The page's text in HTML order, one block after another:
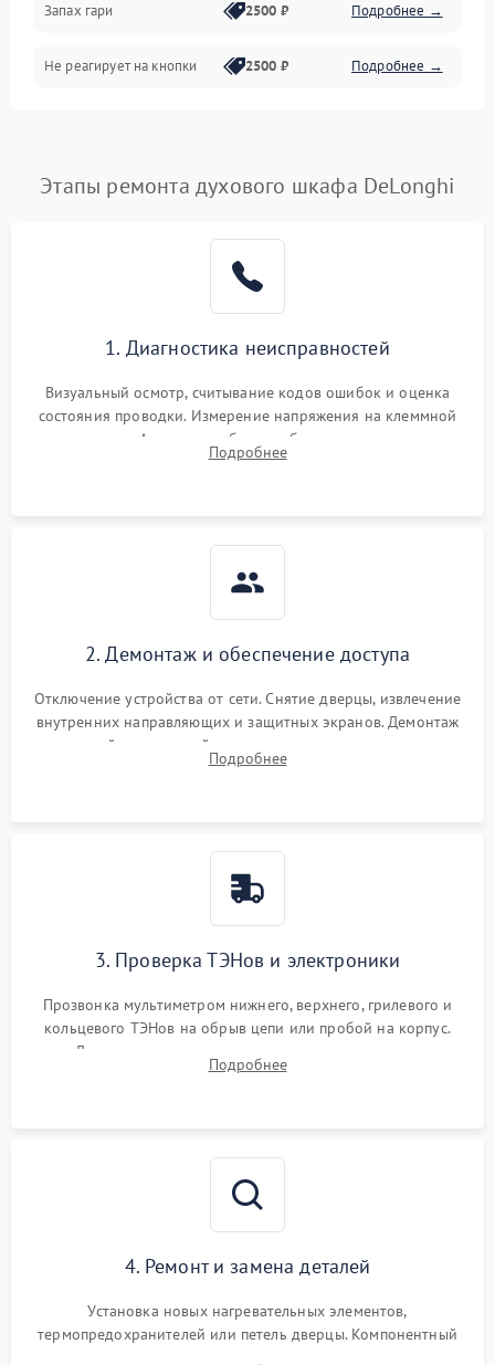
Запах гари 2500 ₽ Подробнее →
Не реагирует на кнопки 2500 ₽ Подробнее →
Этапы ремонта духового шкафа DeLonghi
1. Диагностика неисправностей
Визуальный осмотр, считывание кодов ошибок и оценка
состояния проводки. Измерение напряжения на клеммной
колодке. Анализ жалоб на проблемы с нагревом,
конвекцией, панелью управления или блокировкой дверцы.
Подробнее
2. Демонтаж и обеспечение доступа
Отключение устройства от сети. Снятие дверцы, извлечение
внутренних направляющих и защитных экранов. Демонтаж
задней или верхней панели для прямого доступа к
нагревательным элементам, плате и вентиляторам.
Подробнее
3. Проверка ТЭНов и электроники
Прозвонка мультиметром нижнего, верхнего, грилевого и
кольцевого ТЭНов на обрыв цепи или пробой на корпус.
Диагностика термостата, датчиков температуры,
переключателя режимов и мотора конвекции.
Подробнее
4. Ремонт и замена деталей
Установка новых нагревательных элементов,
термопредохранителей или петель дверцы. Компонентный